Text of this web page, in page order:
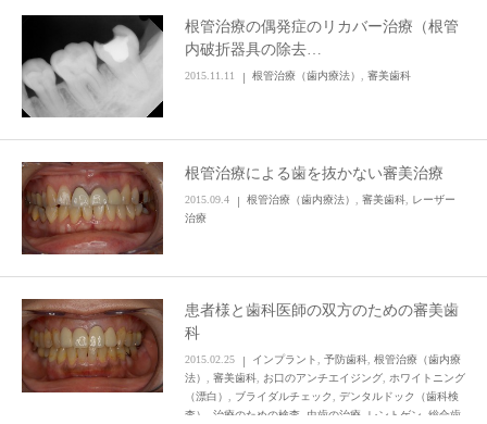
根管治療の偶発症のリカバー治療（根管
内破折器具の除去…
2015.11.11 根管治療（歯内療法） 審美歯科
根管治療による歯を抜かない審美治療
2015.09.4 根管治療（歯内療法） 審美歯科
レーザー
治療
患者様と歯科医師の双方のための審美歯
科
2015.02.25 インプラント, 予防歯科, 根管治療（歯内療
法） , 審美歯科, お口のアンチエイジング, ホワイトニング
（漂白） , ブライダルチェック, デンタルドック（歯科検
査）
治療のための検査 虫歯の治療 レントゲン
総合歯